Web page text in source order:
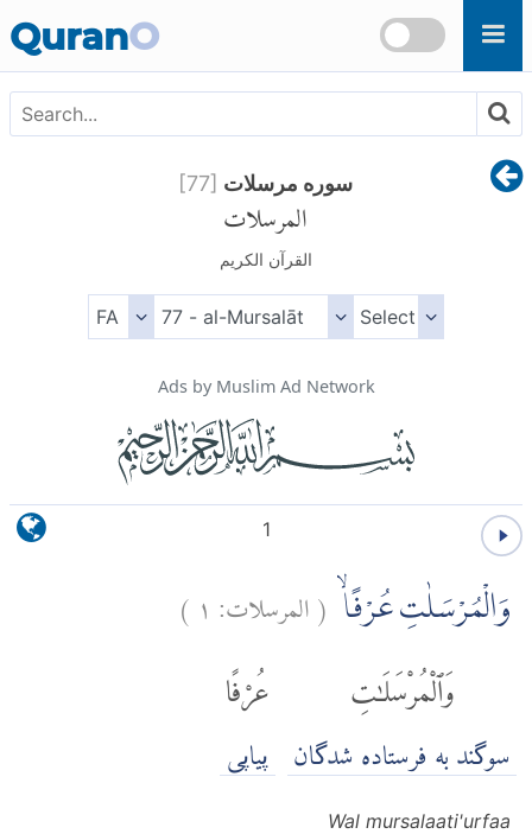
QuranO
[77] سوره مرسلات
المرسلات
القرآن الكريم
Ads by Muslim Ad Network
1
وَالْمُرْسَلٰتِ عُرْفًاۙ (المرسلات: ١ )
وَٱلْمُرْسَلَٰتِ
سوگند به فرستاده شدگان
عُرْفًا
پیاپی
Wal mursalaati'urfaa